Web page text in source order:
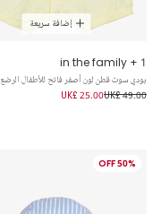
إضافة سريعة
1 + in the family
بودي سوت قطن لون أصفر فاتح للأطفال الرضع
UK£ 49.00
UK£ 25.00
50% OFF